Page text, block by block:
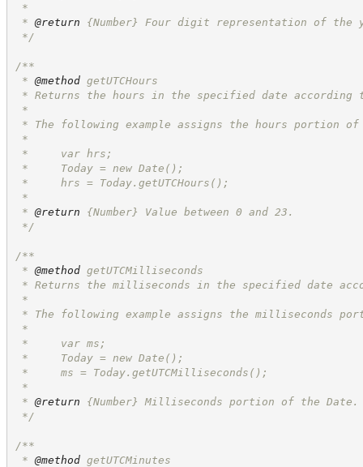
*
* @return {Number}
Four digit representation of the
*/
/**
* @method getUTCHours
* Returns the hours in the specified date according
*
* The following example assigns the hours portion
*
*     var hrs;
*     Today = new Date();
*     hrs = Today.getUTCHours();
*
* @return {Number}
Value between 0 and 23.
*/
/**
* @method getUTCMilliseconds
* Returns the milliseconds in the specified date
*
* The following example assigns the milliseconds
*
*     var ms;
*     Today = new Date();
*     ms = Today.getUTCMilliseconds();
*
* @return {Number}
Milliseconds portion of the Date.
*/
/**
* @method getUTCMinutes